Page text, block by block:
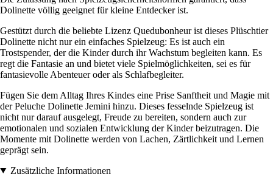
Dolinette völlig geeignet für kleine Entdecker ist.
Gestützt durch die beliebte Lizenz Quedubonheur ist dieses Plüschtier
Dolinette nicht nur ein einfaches Spielzeug: Es ist auch ein
Trostspender, der die Kinder durch ihr Wachstum begleiten kann. Es
regt die Fantasie an und bietet viele Spielmöglichkeiten, sei es für
fantasievolle Abenteuer oder als Schlafbegleiter.
Fügen Sie dem Alltag Ihres Kindes eine Prise Sanftheit und Magie mit
der Peluche Dolinette Jemini hinzu. Dieses fesselnde Spielzeug ist
nicht nur darauf ausgelegt, Freude zu bereiten, sondern auch zur
emotionalen und sozialen Entwicklung der Kinder beizutragen. Die
Momente mit Dolinette werden von Lachen, Zärtlichkeit und Lernen
geprägt sein.
Zusätzliche Informationen